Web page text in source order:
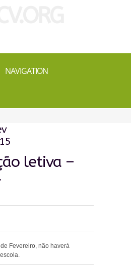
NAVIGATION
letiva –
Fevereiro, não haverá